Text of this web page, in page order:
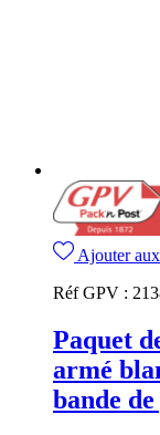
Ajouter
Réf GPV :
Paquet
armé
bande